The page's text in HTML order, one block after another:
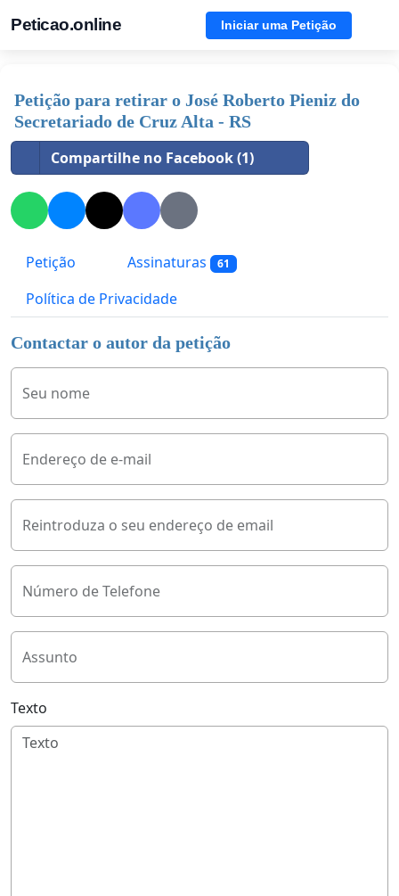
Peticao.online Iniciar uma Petição
Petição para retirar o José Roberto Pieniz do
Secretariado de Cruz Alta - RS
Compartilhe no Facebook (1)
Petição Assinaturas 61
Política de Privacidade
Contactar o autor da petição
Seu nome
Endereço de e-mail
Reintroduza o seu endereço de email
Número de Telefone
Assunto
Texto